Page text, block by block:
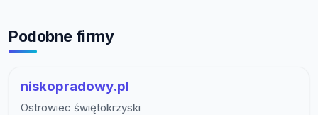
Podobne firmy
niskopradowy.pl
Ostrowiec świętokrzyski